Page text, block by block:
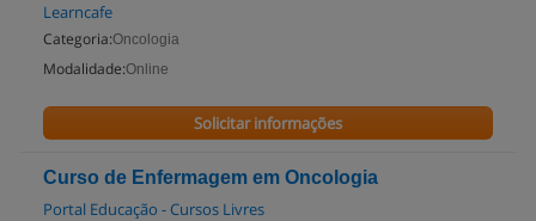
Learncafe
Categoria:Oncologia
Modalidade:Online
Solicitar informações
Curso de Enfermagem em Oncologia
Portal Educação - Cursos Livres